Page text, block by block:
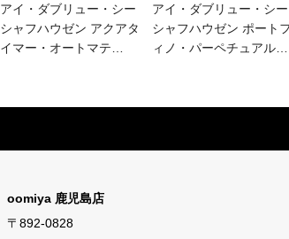
アイ・ダブリュー・シー
シャフハウゼン アクアタ
イマー・オートマテ
アイ・ダブリュー・シー
シャフハウゼン ポート
ィノ・パーペチュアル…
oomiya 鹿児島店
〒892-0828